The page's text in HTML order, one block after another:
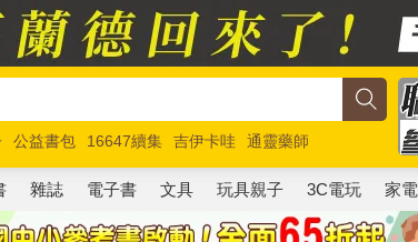
公益書包 16647續集 吉伊卡哇
通靈藥師
馬斯克 玩具總動員5 超慢跑
雜誌 電子書 文具 玩具親子 3C電玩 家電